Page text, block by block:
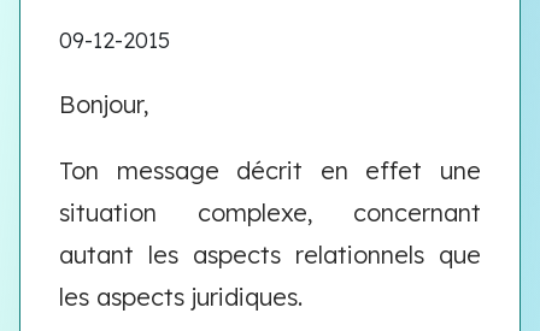
09-12-2015
Bonjour,
Ton message décrit en effet une
situation complexe, concernant
autant les aspects relationnels que
les aspects juridiques.